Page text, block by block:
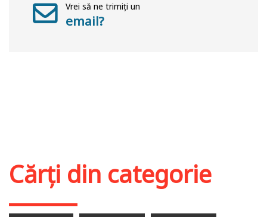
Vrei să ne trimiți un
email?
Cărți din categorie